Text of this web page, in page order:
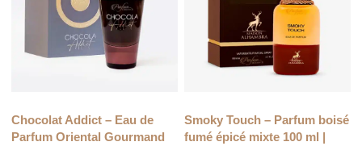
Chocolat Addict – Eau de
Parfum Oriental Gourmand
Smoky Touch – Parfum boisé
fumé épicé mixte 100 ml |